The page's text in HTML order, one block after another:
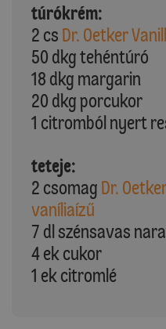
túrókrém:
2 cs Dr. Oetker
50 dkg tehéntúró
18 dkg margarin
20 dkg porcukor
1 citromból nyert
teteje:
2 csomag Dr.
vaníliaízű
7 dl szénsavas
4 ek cukor
1 ek citromlé